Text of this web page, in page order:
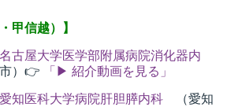
甲信越）】
名古屋大学医学部附属病院消化器内
）👉 「▶ 紹介動画を見る」
愛知医科大学病院肝胆膵内科 （愛知